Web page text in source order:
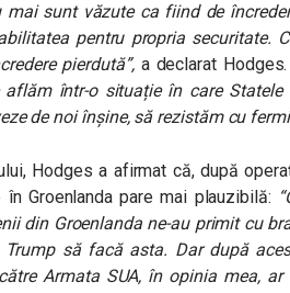
mai sunt văzute ca fiind de
pentru propria securitate.
pierdută”,a declarat Hodges.
aflăm într-o situație în care
de noi înșine, să rezistăm cu
Hodges a afirmat că, după
în Groenlanda pare mai plauzibilă:
din Groenlanda ne-au primit cu
să facă asta. Dar după
Armata SUA, în opinia mea,